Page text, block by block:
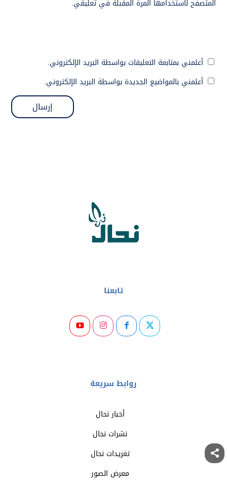
المتصفح لاستخدامها المرة المقبلة في تعليقي.
أعلمني بمتابعة التعليقات بواسطة البريد الإلكتروني.
أعلمني بالمواضيع الجديدة بواسطة البريد الإلكتروني.
تابعنا
روابط سريعة
أخبار نحال
نشرات نحال
تغريدات نحال
معرض الصور